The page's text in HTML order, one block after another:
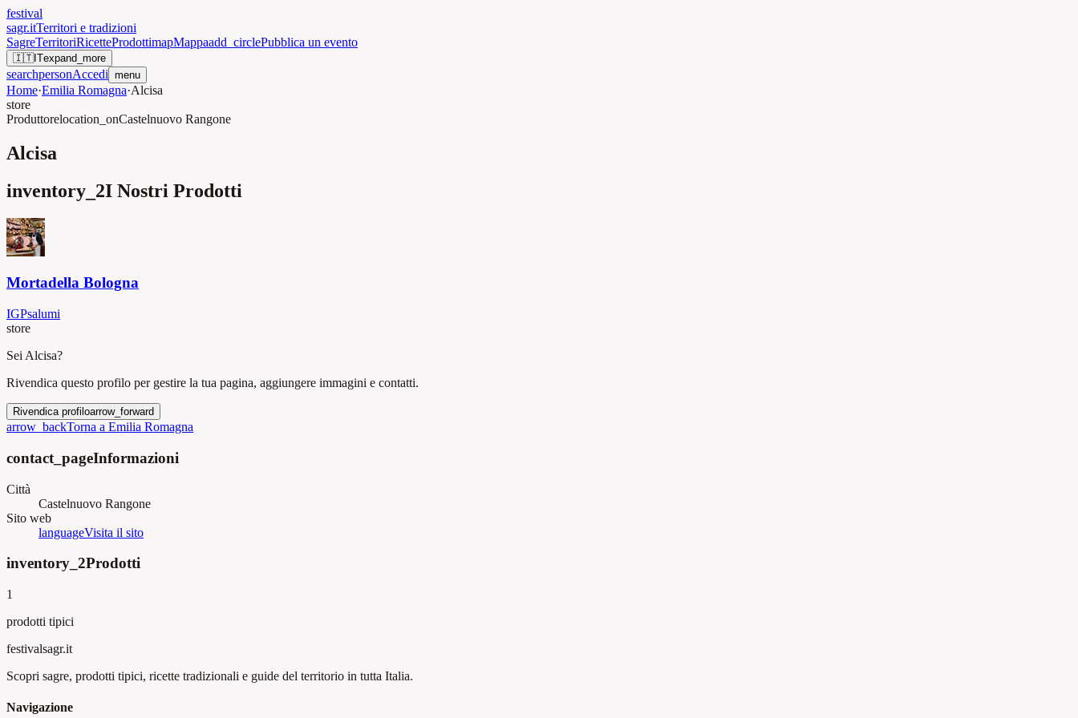
festival
sagr.itTerritori e tradizioni
SagreTerritoriRicetteProdottimapMappaadd_circlePubblica un evento
🇮🇹ITexpand_more
searchpersonAccedi menu
Home·Emilia Romagna·Alcisa
store
Produttorelocation_onCastelnuovo Rangone
Alcisa
inventory_2I Nostri Prodotti
Mortadella Bologna
IGPsalumi
store
Sei Alcisa?
Rivendica questo profilo per gestire la tua pagina, aggiungere immagini e contatti.
Rivendica profiloarrow_forward
arrow_backTorna a Emilia Romagna
contact_pageInformazioni
Città
Castelnuovo Rangone
Sito web
languageVisita il sito
inventory_2Prodotti
1
prodotti tipici
festivalsagr.it
Scopri sagre, prodotti tipici, ricette tradizionali e guide del territorio in tutta Italia.
Navigazione